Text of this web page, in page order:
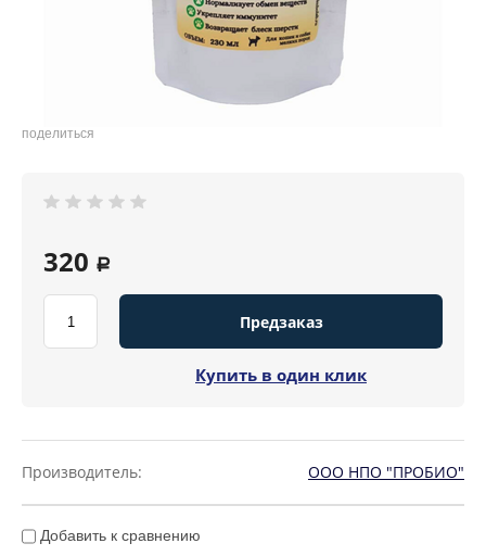
поделиться
320 a
Предзаказ
Купить в один клик
Производитель: ООО НПО "ПРОБИО"
Добавить к сравнению